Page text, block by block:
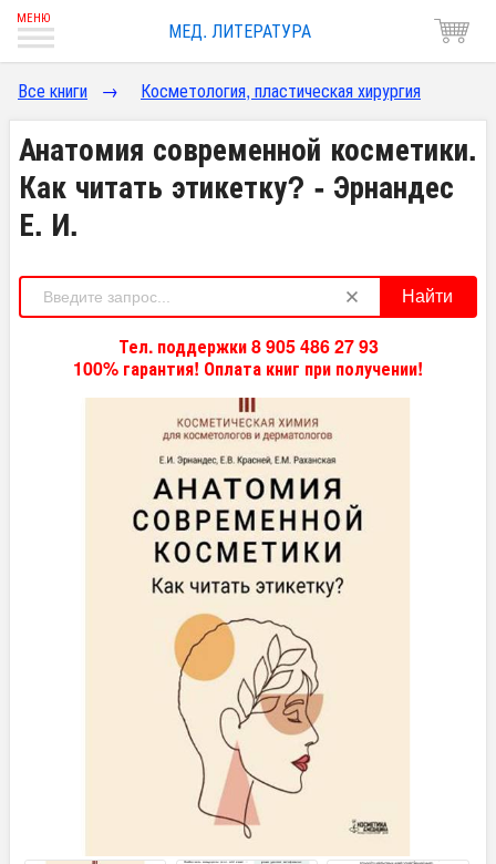
МЕД. ЛИТЕРАТУРА
Все книги → Косметология, пластическая хирургия
Анатомия современной косметики.
Как читать этикетку? - Эрнандес
Е. И.
Найти
Тел. поддержки 8 905 486 27 93
100% гарантия! Оплата книг при получении!